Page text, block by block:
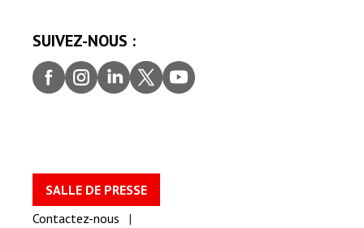
SUIVEZ-NOUS :
Faceb
ook
Insta
gram
Linke
dIn
Twitt
er
youtu
be
SALLE DE PRESSE
Contactez-nous